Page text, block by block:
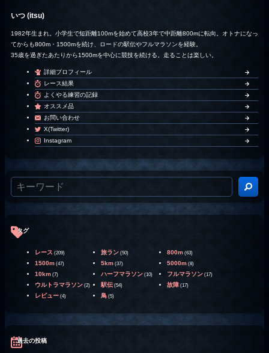
いつ (itsu)
1982年生まれ。小学生で短距離100mを始めて高校3年で中距離800mに転向。オトナになっ
てからも800m・1500mを続け、ロードの駅伝やフルマラソンを経験。
35歳を過ぎたあたりから1500mを中心に競技を続ける。走ることは楽しい。
詳細プロフィール
レース結果
よくやる練習の記録
オススメ品
お問い合わせ
X(Twitter)
Instagram
タグ
レース (209) 旅ラン (50) 800m (63)
1500m (47) 5km (37) 5000m (8)
10km (7) ハーフマラソン (10) フルマラソン (17)
ウルトラマラソン (2) 駅伝 (54) 故障 (17)
レビュー (4) 鳥 (5)
過去の投稿